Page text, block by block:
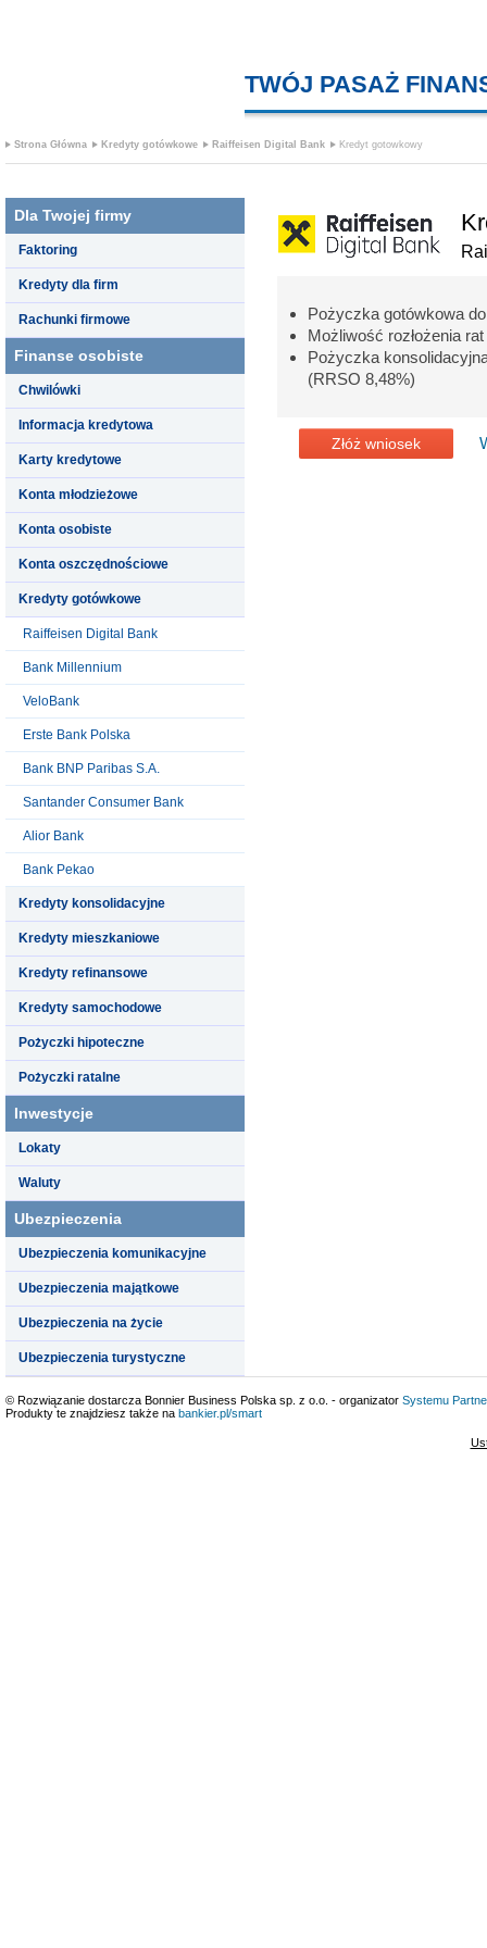
TWÓJ PASAŻ
Strona Główna Kredyty gotówkowe Raiffeisen Digital Bank Kredyt gotowkowy
Dla Twojej firmy
Faktoring
Kredyty dla firm
Rachunki firmowe
Finanse osobiste
Chwilówki
Informacja kredytowa
Karty kredytowe
Konta młodzieżowe
Konta osobiste
Konta oszczędnościowe
Kredyty gotówkowe
Raiffeisen Digital Bank
Bank Millennium
VeloBank
Erste Bank Polska
Bank BNP Paribas S.A.
Santander Consumer Bank
Alior Bank
Bank Pekao
Kredyty konsolidacyjne
Kredyty mieszkaniowe
Kredyty refinansowe
Kredyty samochodowe
Pożyczki hipoteczne
Pożyczki ratalne
Inwestycje
Lokaty
Waluty
Ubezpieczenia
Ubezpieczenia komunikacyjne
Ubezpieczenia majątkowe
Ubezpieczenia na życie
Ubezpieczenia turystyczne
Pożyczka gotówkowa do
Możliwość rozłożenia
Pożyczka
(RRSO 8,48%)
Złóż wniosek
© Rozwiązanie dostarcza Bonnier Business Polska sp. z o.o. - organizator Systemu
Produkty te znajdziesz także na bankier.pl/smart